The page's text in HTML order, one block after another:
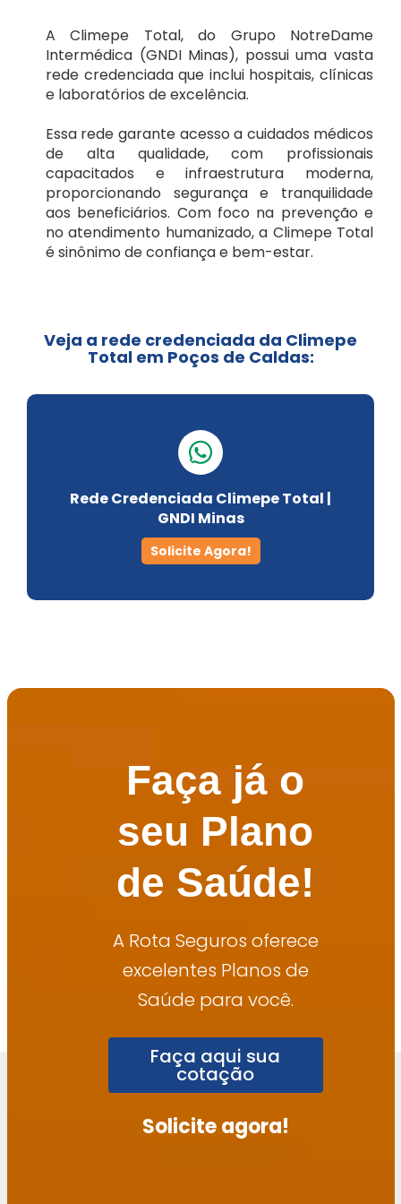
Planos odontológico
Amil
Bradesco
Interodonto
Metlife
Porto Seguro
Petrolina/PE
Salvador/BA
Uberlândia/MG
Vitória/ES
A Climepe Total, do Grupo NotreDame
Intermédica (GNDI Minas), possui uma vasta
rede credenciada que inclui hospitais, clínicas
e laboratórios de excelência.
Essa rede garante acesso a cuidados médicos
de alta qualidade, com profissionais
capacitados e infraestrutura moderna,
proporcionando segurança e tranquilidade
aos beneficiários. Com foco na prevenção e
no atendimento humanizado, a Climepe Total
é sinônimo de confiança e bem-estar.
Veja a rede credenciada da Climepe
Total em Poços de Caldas:
Rede Credenciada Climepe Total |
GNDI Minas
Solicite Agora!
Faça já o
seu Plano
de Saúde!
A Rota Seguros oferece
excelentes Planos de
Saúde para você.
Faça aqui sua
cotação
Solicite agora!